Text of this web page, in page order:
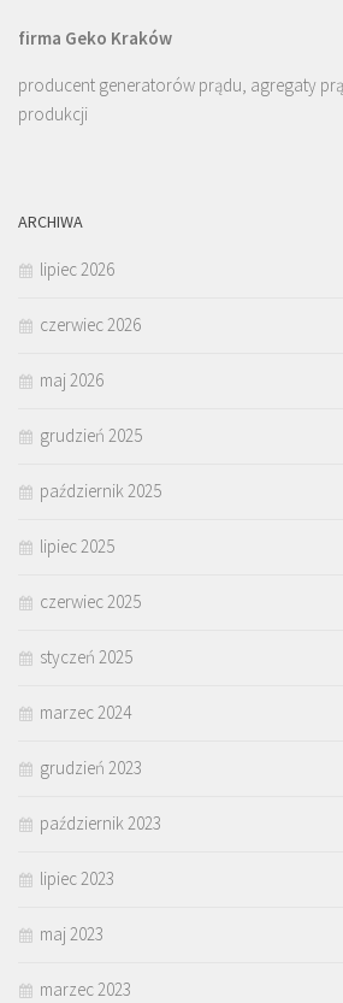
firma Geko Kraków
producent generatorów prądu, agregaty
produkcji
ARCHIWA
lipiec 2026
czerwiec 2026
maj 2026
grudzień 2025
październik 2025
lipiec 2025
czerwiec 2025
styczeń 2025
marzec 2024
grudzień 2023
październik 2023
lipiec 2023
maj 2023
marzec 2023